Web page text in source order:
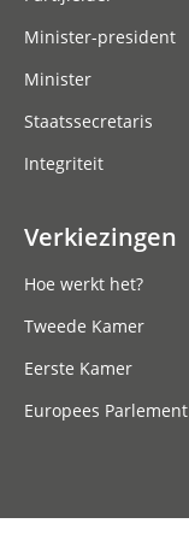
Minister-president
Minister
Staatssecretaris
Integriteit
Verkiezingen
Hoe werkt het?
Tweede Kamer
Eerste Kamer
Europees Parlement